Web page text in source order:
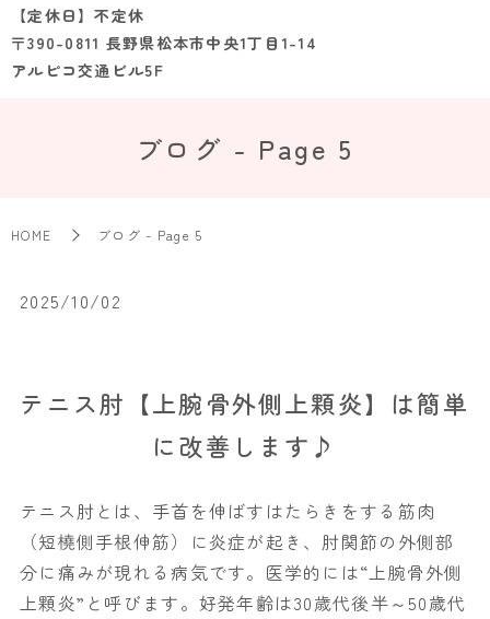
【定休日】不定休
〒390-0811 長野県松本市中央1丁目1-14
アルピコ交通ビル5F
ブログ - Page 5
HOME ブログ - Page 5
2025/10/02
テニス肘【上腕骨外側上顆炎】は簡単
に改善します♪
テニス肘とは、手首を伸ばすはたらきをする筋肉
（短橈側手根伸筋）に炎症が起き、肘関節の外側部
分に痛みが現れる病気です。医学的には“上腕骨外側
上顆炎”と呼びます。好発年齢は30歳代後半～50歳代